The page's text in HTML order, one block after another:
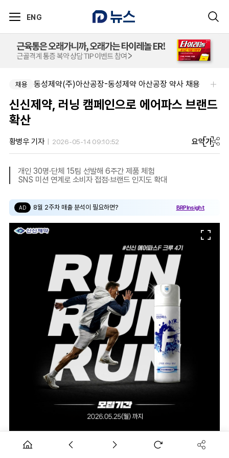
ENG
채용 동성제약(주)아산공장-동성제약 아산공장 약사 채용
신신제약, 러닝 캠페인으로 에어파스 브랜드
확산
황병우 기자 2026-05-14 09:10:52 요약가
개인 30명·단체 15팀 선발해 6주간 제품 체험
SNS 미션 연계로 소비자 접점·브랜드 인지도 확대
AD 8월 2주차 매출 분석이 필요하면? BRPInsight
[데일리팜=황병우 기자]신신제약이 야외 활동 시즌을 맞아 러